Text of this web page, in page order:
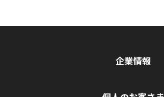
企業情報